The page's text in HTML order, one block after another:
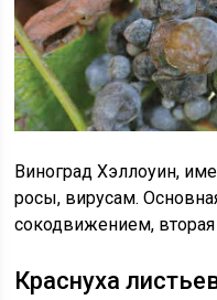
Виноград Хэллоуин,
росы, вирусам.
сокодвижением,
Краснуха